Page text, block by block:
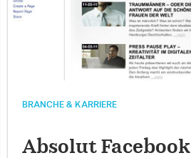
BRANCHE & KARRIERE
Absolut Facebook